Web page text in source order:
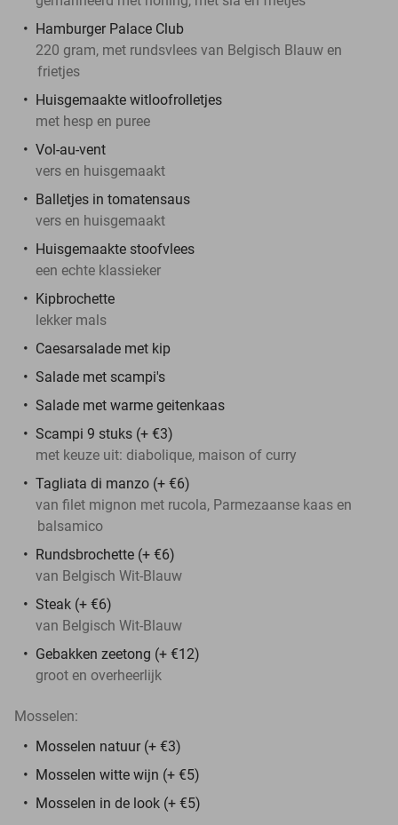
Hamburger Palace Club
220 gram, met rundsvlees van Belgisch Blauw en
frietjes
Huisgemaakte witloofrolletjes
met hesp en puree
Vol-au-vent
vers en huisgemaakt
Balletjes in tomatensaus
vers en huisgemaakt
Huisgemaakte stoofvlees
een echte klassieker
Kipbrochette
lekker mals
Caesarsalade met kip
Salade met scampi's
Salade met warme geitenkaas
Scampi 9 stuks (+ €3)
met keuze uit: diabolique, maison of curry
Tagliata di manzo (+ €6)
van filet mignon met rucola, Parmezaanse kaas en
balsamico
Rundsbrochette (+ €6)
van Belgisch Wit-Blauw
Steak (+ €6)
van Belgisch Wit-Blauw
Gebakken zeetong (+ €12)
groot en overheerlijk
Mosselen:
Mosselen natuur (+ €3)
Mosselen witte wijn (+ €5)
Mosselen in de look (+ €5)